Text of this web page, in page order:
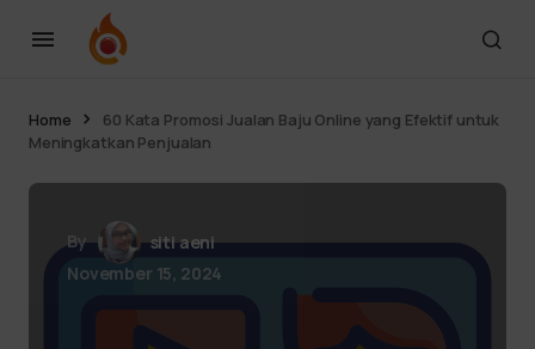
Home
60 Kata Promosi Jualan Baju Online yang Efektif untuk
Meningkatkan Penjualan
By
siti aeni
November 15, 2024